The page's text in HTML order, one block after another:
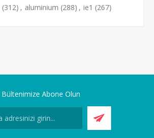
(312) , aluminium (288) , ie1 (267)
Bültenimize Abone Olun